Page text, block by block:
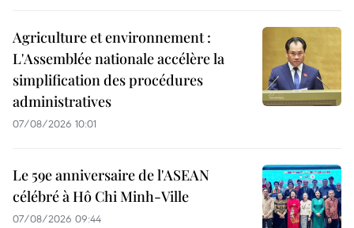
Agriculture et environnement :
L'Assemblée nationale accélère la
simplification des procédures
administratives
07/08/2026 10:01
Le 59e anniversaire de l'ASEAN
célébré à Hô Chi Minh-Ville
07/08/2026 09:44